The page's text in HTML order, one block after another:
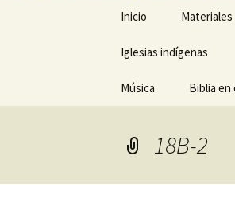
contenido
Inicio Materiales
Iglesias indígenas
Música Biblia en
18B-2